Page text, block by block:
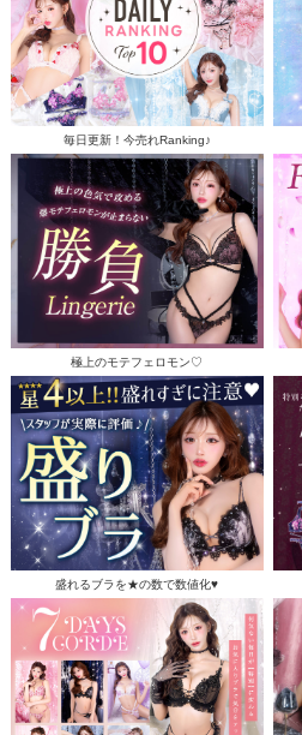
毎日更新！今売れRanking♪
極上のモテフェロモン♡
盛れるブラを★の数で数値化♥